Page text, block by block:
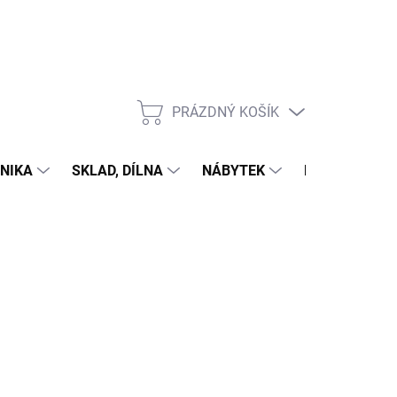
NÁKUPNÍ
PRÁZDNÝ KOŠÍK
SKLAD, DÍLNA NÁBYTEK DŮM A